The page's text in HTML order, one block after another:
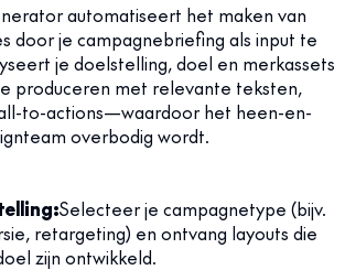
automatiseert het maken van
door je campagnebriefing als input te
je doelstelling, doel en merkassets
produceren met relevante teksten,
to-actions—waardoor het heen-en-
overbodig wordt.
Selecteer je campagnetype (bijv.
retargeting) en ontvang layouts die
zijn ontwikkeld.